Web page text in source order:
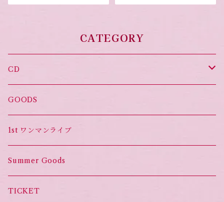
CATEGORY
CD
オススメ！
Set List CD
GOODS
1st ワンマンライブ
Summer Goods
TICKET